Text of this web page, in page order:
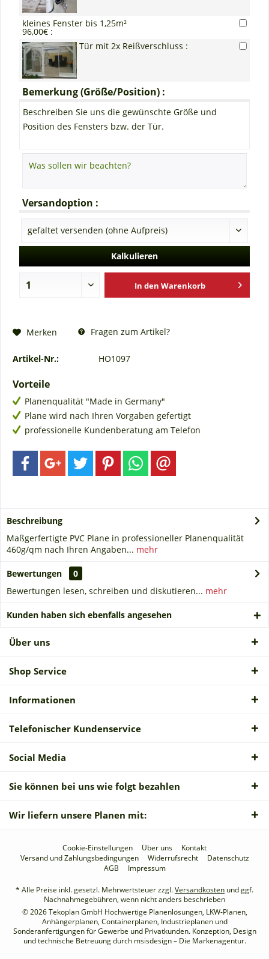
kleines Fenster bis 1,25m²
96,00€ :
Tür mit 2x Reißverschluss :
Bemerkung (Größe/Position) :
Beschreiben Sie uns die gewünschte Größe und
Position des Fensters bzw. der Tür.
Versandoption :
Kalkulieren
In den Warenkorb
Merken Fragen zum Artikel?
Artikel-Nr.: HO1097
Vorteile
Planenqualität "Made in Germany"
Plane wird nach Ihren Vorgaben gefertigt
professionelle Kundenberatung am Telefon
Beschreibung
Maßgerfertigte PVC Plane in professioneller Planenqualität
460g/qm nach Ihren Angaben... mehr
Bewertungen
0
Bewertungen lesen, schreiben und diskutieren... mehr
Kunden haben sich ebenfalls angesehen
Über uns
Shop Service
Informationen
Telefonischer Kundenservice
Social Media
Sie können bei uns wie folgt bezahlen
Wir liefern unsere Planen mit:
Cookie-Einstellungen Über uns
Kontakt
Versand und Zahlungsbedingungen
Widerrufsrecht
Datenschutz
AGB
Impressum
* Alle Preise inkl. gesetzl. Mehrwertsteuer zzgl.Versandkosten und ggf.
Nachnahmegebühren, wenn nicht anders beschrieben
© 2026 Tekoplan GmbH Hochwertige Planenlösungen, LKW-Planen,
Anhängerplanen, Containerplanen, Industrieplanen und
Sonderanfertigungen für Gewerbe und Privatkunden. Konzeption, Design
und technische Betreuung durch msisdesign – Die Markenagentur.